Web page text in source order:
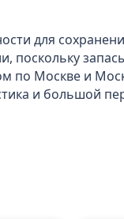
для
поскольку
по Москве и
и большой